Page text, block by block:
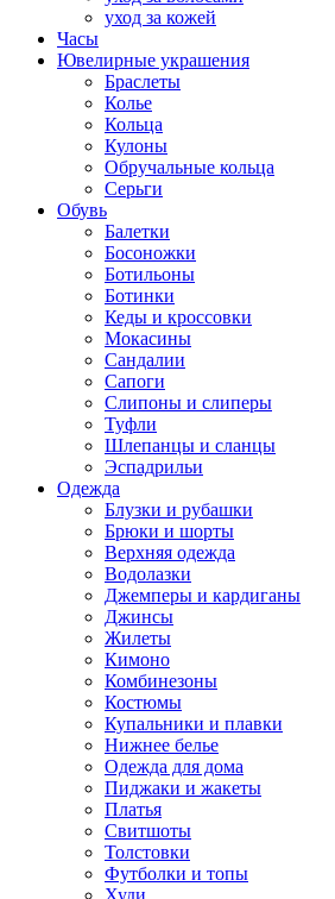
уход за кожей
Часы
Ювелирные украшения
Браслеты
Колье
Кольца
Кулоны
Обручальные кольца
Серьги
Обувь
Балетки
Босоножки
Ботильоны
Ботинки
Кеды и кроссовки
Мокасины
Сандалии
Сапоги
Слипоны и слиперы
Туфли
Шлепанцы и сланцы
Эспадрильи
Одежда
Блузки и рубашки
Брюки и шорты
Верхняя одежда
Водолазки
Джемперы и кардиганы
Джинсы
Жилеты
Кимоно
Комбинезоны
Костюмы
Купальники и плавки
Нижнее белье
Одежда для дома
Пиджаки и жакеты
Платья
Свитшоты
Толстовки
Футболки и топы
Худи